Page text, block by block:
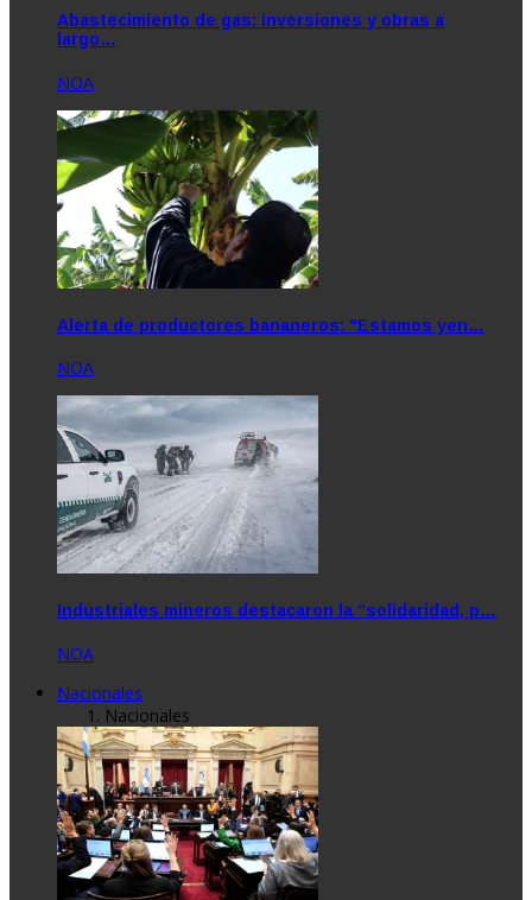
Abastecimiento de gas: inversiones y obras a
largo…
NOA
Alerta de productores bananeros: "Estamos yen…
NOA
Industriales mineros destacaron la “solidaridad, p…
NOA
Nacionales
Nacionales